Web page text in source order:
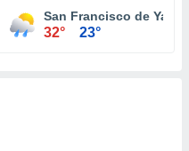
San Francisco de Yare
32° 23°